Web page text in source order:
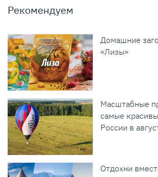
Рекомендуем
Домашние
«Лизы»
Масштабные
самые
России в
Отдохни